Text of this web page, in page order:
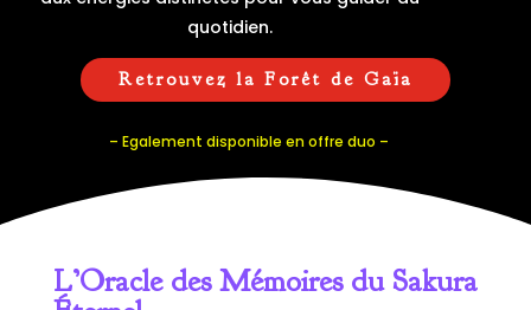
quotidien.
Retrouvez la Forêt de Gaïa
– Egalement disponible en offre duo –
L’Oracle des Mémoires du Sakura